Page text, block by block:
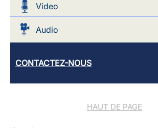
Video
Audio
CONTACTEZ-NOUS
HAUT DE PAGE